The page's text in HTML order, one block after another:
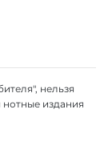
нельзя
нотные издания